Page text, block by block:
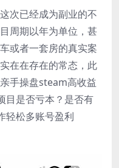
次已经成为副业的不
周期以年为单位，甚
或者一套房的真实案
在在存在的常态，此
手操盘steam高收益
目是否亏本？是否有
轻松多账号盈利